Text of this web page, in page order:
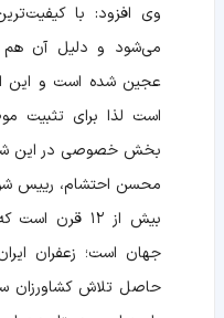
وی افزود: با
می‌شود و دلیل آن هم
عجین شده است و این
است لذا برای تثبیت
بخش خصوصی در این
محسن احتشام، رییس
بیش از ۱۲ قرن
جهان است؛ زعفران
حاصل تلاش کشاورزان